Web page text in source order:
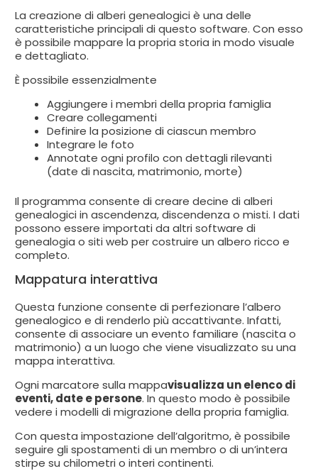
La creazione di alberi genealogici è una delle
caratteristiche principali di questo software. Con esso
è possibile mappare la propria storia in modo visuale
e dettagliato.
È possibile essenzialmente
Aggiungere i membri della propria famiglia
Creare collegamenti
Definire la posizione di ciascun membro
Integrare le foto
Annotate ogni profilo con dettagli rilevanti
(date di nascita, matrimonio, morte)
Il programma consente di creare decine di alberi
genealogici in ascendenza, discendenza o misti. I dati
possono essere importati da altri software di
genealogia o siti web per costruire un albero ricco e
completo.
Mappatura interattiva
Questa funzione consente di perfezionare l’albero
genealogico e di renderlo più accattivante. Infatti,
consente di associare un evento familiare (nascita o
matrimonio) a un luogo che viene visualizzato su una
mappa interattiva.
Ogni marcatore sulla mappavisualizza un elenco di
eventi, date e persone. In questo modo è possibile
vedere i modelli di migrazione della propria famiglia.
Con questa impostazione dell’algoritmo, è possibile
seguire gli spostamenti di un membro o di un’intera
stirpe su chilometri o interi continenti.